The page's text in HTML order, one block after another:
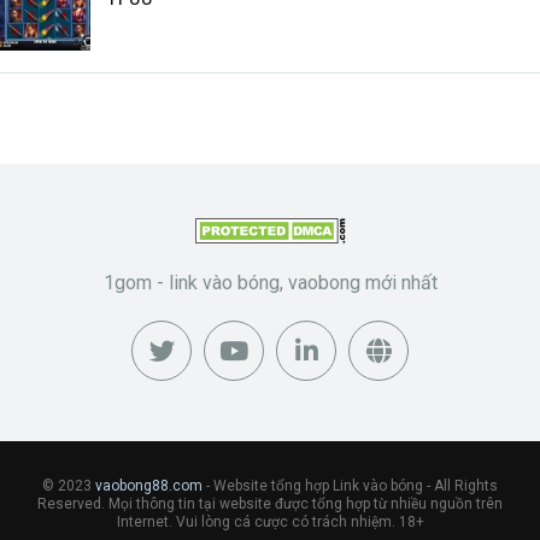
1gom - link vào bóng, vaobong mới nhất
© 2023 vaobong88.com - Website tổng hợp Link vào bóng - All Rights
Reserved. Mọi thông tin tại website được tổng hợp từ nhiều nguồn trên
Internet. Vui lòng cá cược có trách nhiệm. 18+